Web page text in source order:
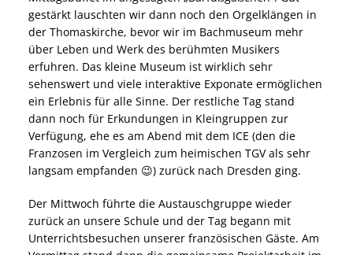
gestärkt lauschten wir dann noch den Orgelklängen in
der Thomaskirche, bevor wir im Bachmuseum mehr
über Leben und Werk des berühmten Musikers
erfuhren. Das kleine Museum ist wirklich sehr
sehenswert und viele interaktive Exponate ermöglichen
ein Erlebnis für alle Sinne. Der restliche Tag stand
dann noch für Erkundungen in Kleingruppen zur
Verfügung, ehe es am Abend mit dem ICE (den die
Franzosen im Vergleich zum heimischen TGV als sehr
langsam empfanden 😉) zurück nach Dresden ging.
Der Mittwoch führte die Austauschgruppe wieder
zurück an unsere Schule und der Tag begann mit
Unterrichtsbesuchen unserer französischen Gäste. Am